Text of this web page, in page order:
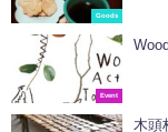
Goods
Event
木頭